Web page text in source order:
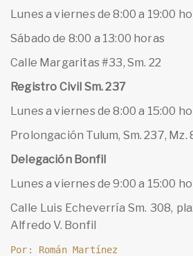
Lunes a viernes de 8:00 a 19:00
Sábado de 8:00 a 13:00 horas
Calle Margaritas #33, Sm. 22
Registro Civil Sm. 237
Lunes a viernes de 8:00 a 15:00
Prolongación Tulum, Sm. 237, Mz.
Delegación Bonfil
Lunes a viernes de 9:00 a 15:00
Calle Luis Echeverría Sm. 308,
Alfredo V. Bonfil
Por: Román Martínez